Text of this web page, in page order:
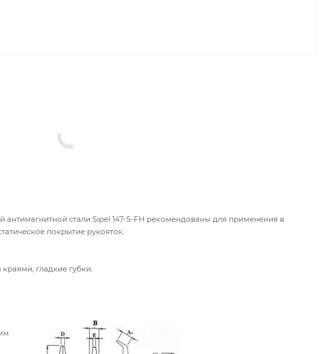
стали Sipel 147-S-FH рекомендованы для применения в
покрытие рукояток.
гладкие губки.